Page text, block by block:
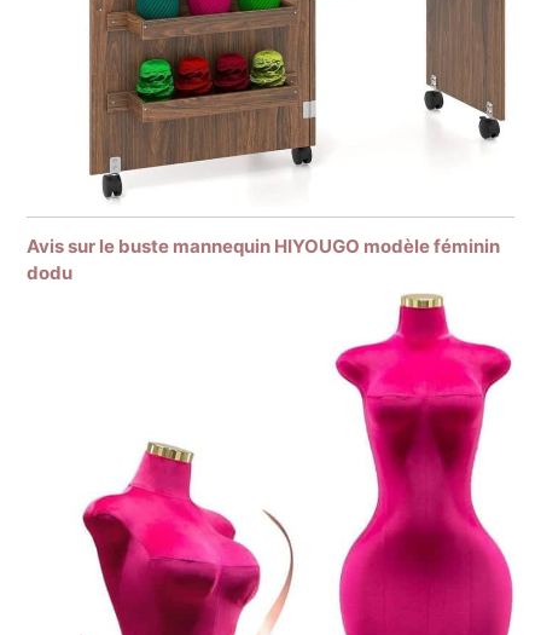
Avis sur le buste mannequin HIYOUGO modèle féminin
dodu